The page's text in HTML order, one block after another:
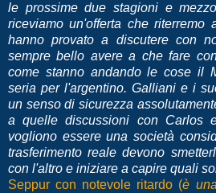
le prossime due stagioni e
riceviamo un'offerta che riterremo
hanno provato a discutere con
sempre bello avere a che fare
come stanno andando le cose il
seria per l'argentino. Galliani e i
un senso di sicurezza
a quelle discussioni con Carlos
vogliono essere una società
trasferimento reale devono
con l'altro e iniziare a capire quali
Seppur con notevole ritardo (è